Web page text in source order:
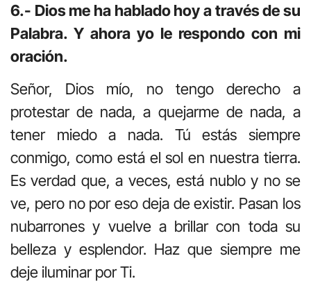
6.- Dios me ha hablado hoy a través de su
Palabra. Y ahora yo le respondo con mi
oración.
Señor, Dios mío, no tengo derecho a
protestar de nada, a quejarme de nada, a
tener miedo a nada. Tú estás siempre
conmigo, como está el sol en nuestra tierra.
Es verdad que, a veces, está nublo y no se
ve, pero no por eso deja de existir. Pasan los
nubarrones y vuelve a brillar con toda su
belleza y esplendor. Haz que siempre me
deje iluminar por Ti.